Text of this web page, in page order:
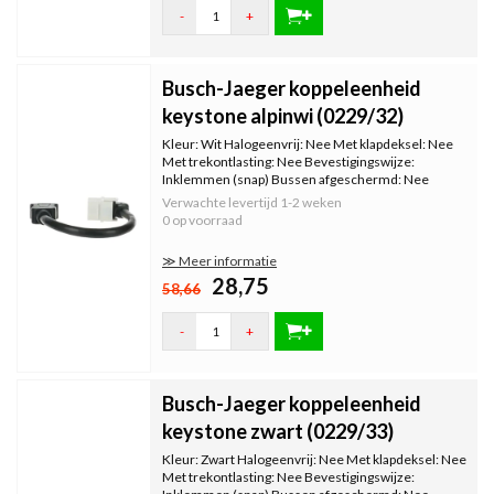
- +
Busch-Jaeger koppeleenheid
keystone alpinwi (0229/32)
Kleur: Wit Halogeenvrij: Nee Met klapdeksel: Nee
Met trekontlasting: Nee Bevestigingswijze:
Inklemmen (snap) Bussen afgeschermd: Nee
Afgeschermde behuizing: Nee Met verlichting: Nee
Kroonsteen: Nee Met stofbescherming: Nee Met
opdruk: Nee Incl. connector
Verwachte levertijd 1-2 weken
0 op voorraad
≫ Meer informatie
58,66 28,75
- +
Busch-Jaeger koppeleenheid
keystone zwart (0229/33)
Kleur: Zwart Halogeenvrij: Nee Met klapdeksel: Nee
Met trekontlasting: Nee Bevestigingswijze: